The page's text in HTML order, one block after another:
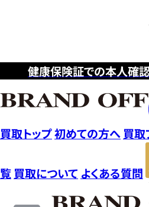
健康保険証での本人確
リ
買取トップ初めての方へ 買取
覧 買取について よくある質問